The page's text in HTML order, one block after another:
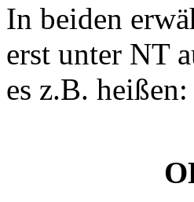
In beiden
erst unter NT
es z.B. heißen: